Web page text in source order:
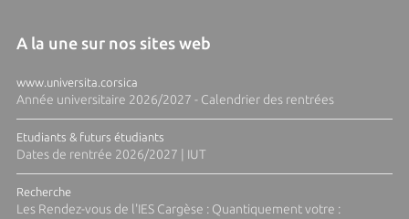
A la une sur nos sites web
www.universita.corsica
Année universitaire 2026/2027 - Calendrier des rentrées
Etudiants & futurs étudiants
Dates de rentrée 2026/2027 | IUT
Recherche
Les Rendez-vous de l'IES Cargèse : Quantiquement votre :